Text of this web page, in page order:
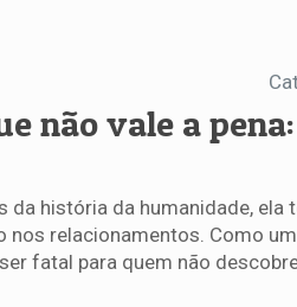
não vale a pena:
história da humanidade, ela
nos relacionamentos. Como
fatal para quem não